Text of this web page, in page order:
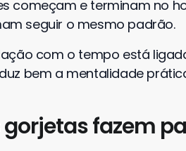
começam e terminam no
seguir o mesmo padrão.
com o tempo está
bem a mentalidade
gorjetas fazem